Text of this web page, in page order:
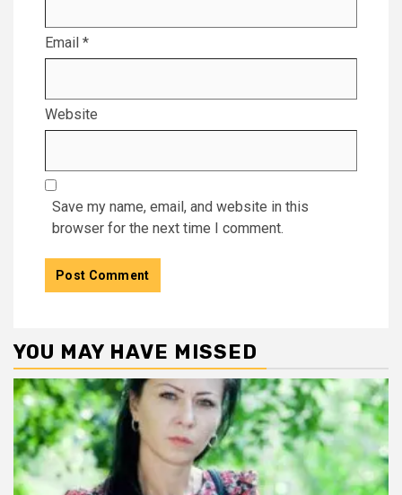
Email *
Website
Save my name, email, and website in this
browser for the next time I comment.
YOU MAY HAVE MISSED